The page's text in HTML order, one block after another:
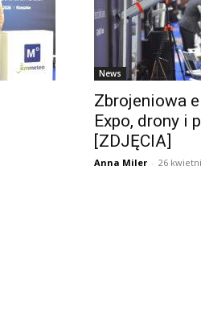
News
Zbrojeniowa
Expo, drony i
[ZDJĘCIA]
Anna Miler - 26